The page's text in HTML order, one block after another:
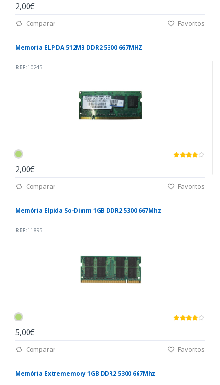
2,00€
Comparar Favoritos
Memoria ELPIDA 512MB DDR2 5300 667MHZ
REF:10245
2,00€
Comparar Favoritos
Memória Elpida So-Dimm 1GB DDR2 5300 667Mhz
REF:11895
5,00€
Comparar Favoritos
Memória Extrememory 1GB DDR2 5300 667Mhz